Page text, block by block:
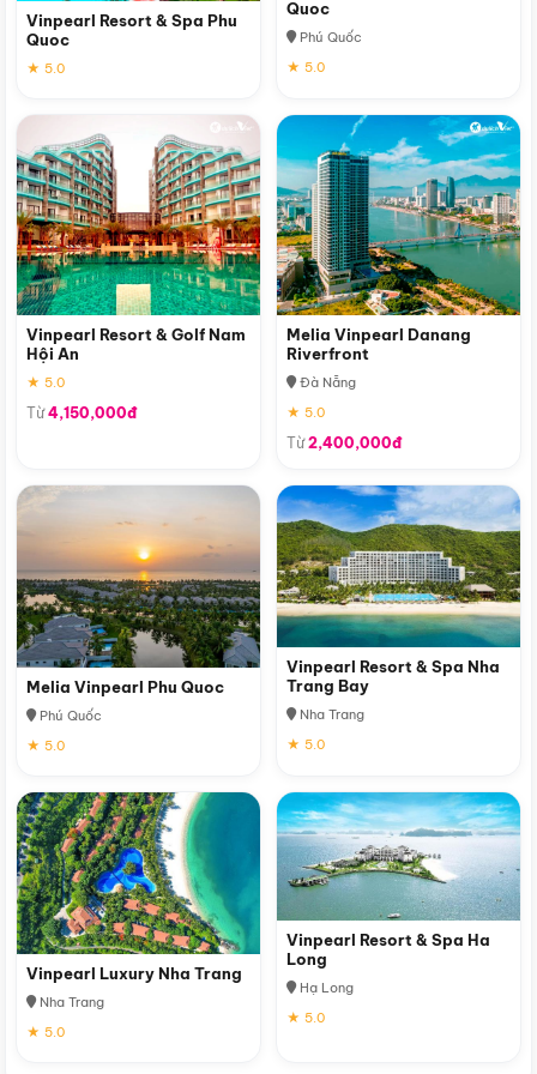
Vinpearl Resort & Spa Phu
Quoc
★ 5.0
Quoc
Phú Quốc
★ 5.0
Vinpearl Resort & Golf Nam
Hội An
★ 5.0
Từ4,150,000đ
Melia Vinpearl Danang
Riverfront
Đà Nẵng
★ 5.0
Từ2,400,000đ
Melia Vinpearl Phu Quoc
Phú Quốc
★ 5.0
Vinpearl Resort & Spa Nha
Trang Bay
Nha Trang
★ 5.0
Vinpearl Luxury Nha Trang
Nha Trang
★ 5.0
Vinpearl Resort & Spa Ha
Long
Hạ Long
★ 5.0